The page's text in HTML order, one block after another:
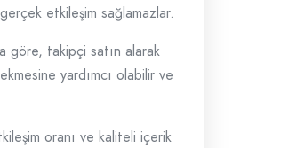
etkileşim sağlamazlar.
göre, takipçi satın alarak
yardımcı olabilir ve
oranı ve kaliteli içerik